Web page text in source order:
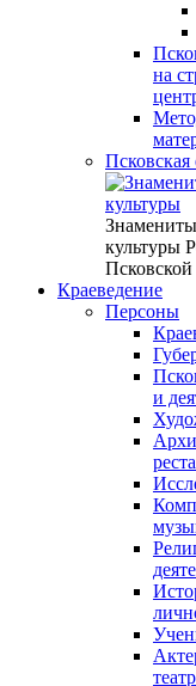
на
Псковская
культуры
Псковской
Краеведение
Персоны
и